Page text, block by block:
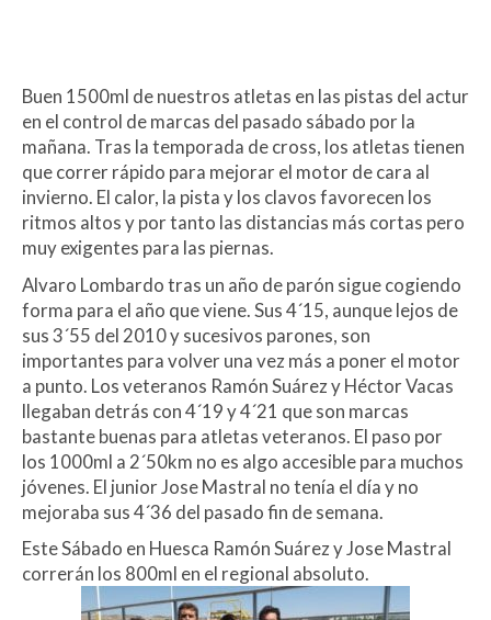
Buen 1500ml de nuestros atletas en las pistas del actur
en el control de marcas del pasado sábado por la
mañana. Tras la temporada de cross, los atletas tienen
que correr rápido para mejorar el motor de cara al
invierno. El calor, la pista y los clavos favorecen los
ritmos altos y por tanto las distancias más cortas pero
muy exigentes para las piernas.
Bonusuri de
Bingo Fără
Depozit:
Casizoid’s Cele
Alvaro Lombardo tras un año de parón sigue cogiendo
forma para el año que viene. Sus 4´15, aunque lejos de
sus 3´55 del 2010 y sucesivos parones, son
importantes para volver una vez más a poner el motor
a punto. Los veteranos Ramón Suárez y Héctor Vacas
llegaban detrás con 4´19 y 4´21 que son marcas
bastante buenas para atletas veteranos. El paso por
los 1000ml a 2´50km no es algo accesible para muchos
jóvenes. El junior Jose Mastral no tenía el día y no
mejoraba sus 4´36 del pasado fin de semana.
Este Sábado en Huesca Ramón Suárez y Jose Mastral
correrán los 800ml en el regional absoluto.